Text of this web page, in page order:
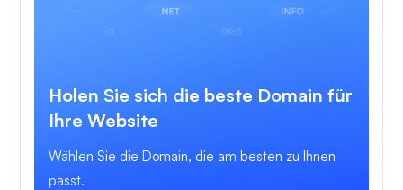
Holen Sie sich die beste Domain für
Ihre Website
Wählen Sie die Domain, die am besten zu Ihnen
passt.